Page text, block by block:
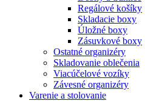
Regálové košíky
Skladacie boxy
Úložné boxy
Zásuvkové boxy
Ostatné organizéry
Skladovanie oblečenia
Viacúčelové vozíky
Závesné organizéry
Varenie a stolovanie